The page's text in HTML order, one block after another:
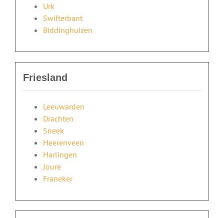
Urk
Swifterbant
Biddinghuizen
Friesland
Leeuwarden
Drachten
Sneek
Heerenveen
Harlingen
Joure
Franeker